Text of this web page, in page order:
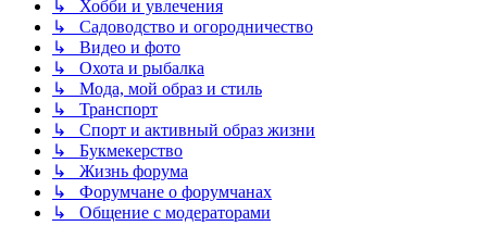
↳ Хобби и увлечения
↳ Садоводство и огородничество
↳ Видео и фото
↳ Охота и рыбалка
↳ Мода, мой образ и стиль
↳ Транспорт
↳ Спорт и активный образ жизни
↳ Букмекерство
↳ Жизнь форума
↳ Форумчане о форумчанах
↳ Общение с модераторами